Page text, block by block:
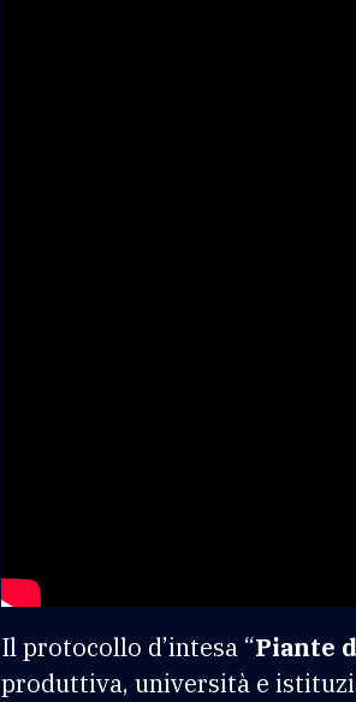
Il protocollo d’intesa “Piante
produttiva, università e